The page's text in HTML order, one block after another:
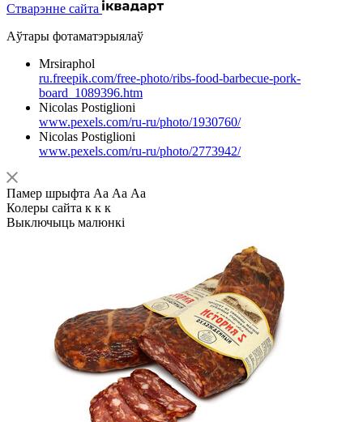
Стварэнне сайта
Аўтары фотаматэрыялаў
Mrsiraphol
ru.freepik.com/free-photo/ribs-food-barbecue-pork-
board_1089396.htm
Nicolas Postiglioni
www.pexels.com/ru-ru/photo/1930760/
Nicolas Postiglioni
www.pexels.com/ru-ru/photo/2773942/
Памер шрыфта Аа Аа Аа
Колеры сайта к к к
Выключыць малюнкі